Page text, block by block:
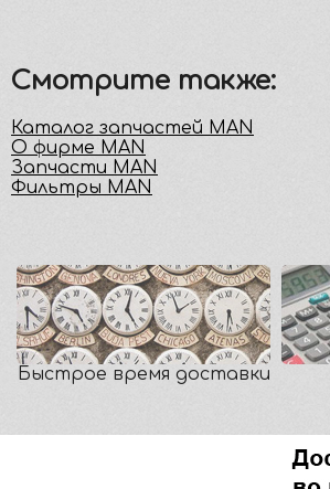
Смотрите также:
Каталог запчастей MAN
О фирме MAN
Запчасти MAN
Фильтры MAN
Быстрое время доставки